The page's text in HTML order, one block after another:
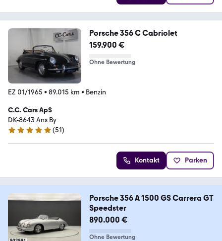
Porsche 356 C Cabriolet
159.900 €
Ohne Bewertung
EZ 01/1965 • 89.015 km • Benzin
C.C. Cars ApS
DK-8643 Ans By
4.9 Sterne
(51)
Kontakt Parken
Porsche 356 A 1500 GS Carrera GT
Speedster
890.000 €
Ohne Bewertung